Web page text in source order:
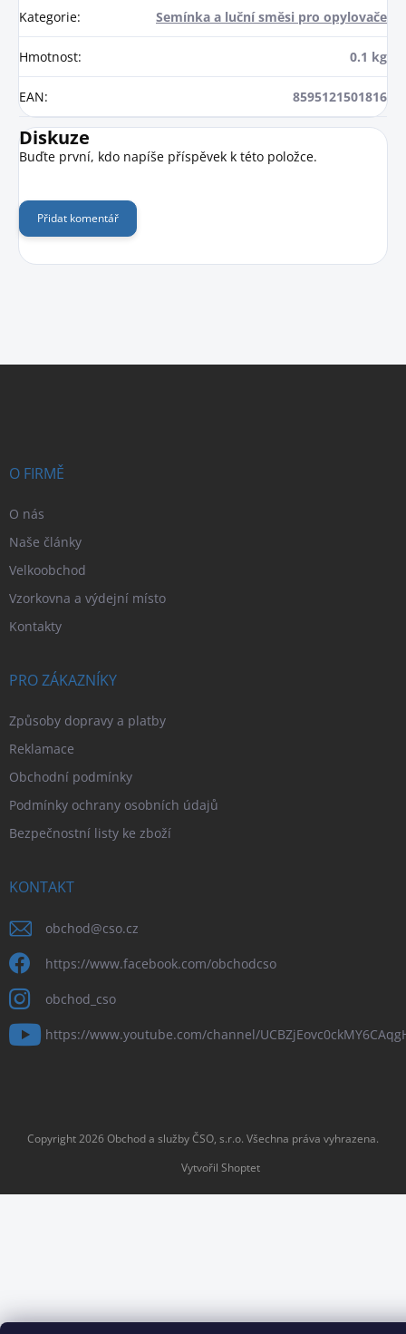
Kategorie: Semínka a luční směsi pro opylovače
Hmotnost: 0.1 kg
EAN: 8595121501816
Diskuze
Buďte první, kdo napíše příspěvek k této položce.
Přidat komentář
O FIRMĚ
O nás
Naše články
Velkoobchod
Vzorkovna a výdejní místo
Kontakty
PRO ZÁKAZNÍKY
Způsoby dopravy a platby
Reklamace
Obchodní podmínky
Podmínky ochrany osobních údajů
Bezpečnostní listy ke zboží
KONTAKT
obchod@cso.cz
https://www.facebook.com/obchodcso
obchod_cso
https://www.youtube.com/channel/
Vytvořil Shoptet
Copyright 2026Obchod a služby ČSO, s.r.o. Všechna práva vyhrazena.